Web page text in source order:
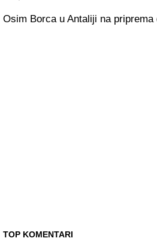
Osim Borca u Antaliji na
TOP KOMENTARI